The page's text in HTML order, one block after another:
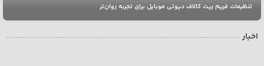
تنظیمات فریم ریت کالاف دیوتی موبایل برای تجربه روان‌تر
اخبار